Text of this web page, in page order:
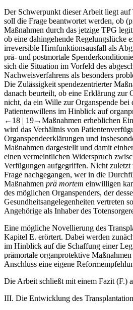
Der Schwerpunkt dieser Arbeit liegt
soll die Frage beantwortet werden, ob
Maßnahmen durch das jetzige TPG
ob eine dahingehende Regelungslücke
irreversible Hirnfunktionsausfall als
prä- und postmortale
sich die Situation im Vorfeld des
Nachweisverfahrens als besonders
Die Zulässigkeit spendezentrierter
danach beurteilt, ob eine Erklärung zur
nicht, da ein Wille zur Organspende bei
Patientenwillens im Hinblick auf
←18 | 19→Maßnahmen erheblichen
wird das Verhältnis von
Organspendeerklärungen und
Maßnahmen dargestellt und damit
einen vermeintlichen Widerspruch
Verfügungen aufgegriffen. Nicht
Frage nachgegangen, wer in die
Maßnahmen prä mortem einwilligen
des möglichen Organspenders, der
Gesundheitsangelegenheiten vertreten
Angehörige als Inhaber des
Eine mögliche Novellierung des
Kapitel E. erörtert. Dabei werden
im Hinblick auf die Schaffung einer
prämortale organprotektive
Anschluss eine eigene
Die Arbeit schließt mit einem Fazit (F.)
III. Die Entwicklung des